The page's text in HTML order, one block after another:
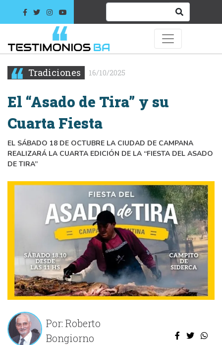
Tradiciones 16/10/2025
El “Asado de Tira” y su
Cuarta Fiesta
EL SÁBADO 18 DE OCTUBRE LA CIUDAD DE CAMPANA
REALIZARÁ LA CUARTA EDICIÓN DE LA “FIESTA DEL ASADO
DE TIRA”
Por: Roberto
Bongiorno